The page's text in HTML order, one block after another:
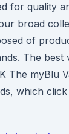
for quality
broad
of
The best
The myBlu
which